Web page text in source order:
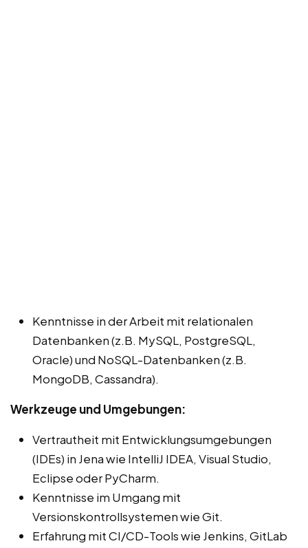
Kenntnisse in der Arbeit mit relationalen
Datenbanken (z.B. MySQL, PostgreSQL,
Oracle) und NoSQL-Datenbanken (z.B.
MongoDB, Cassandra).
Werkzeuge und Umgebungen:
Vertrautheit mit Entwicklungsumgebungen
(IDEs) in Jena wie IntelliJ IDEA, Visual Studio,
Eclipse oder PyCharm.
Kenntnisse im Umgang mit
Versionskontrollsystemen wie Git.
Erfahrung mit CI/CD-Tools wie Jenkins, GitLab